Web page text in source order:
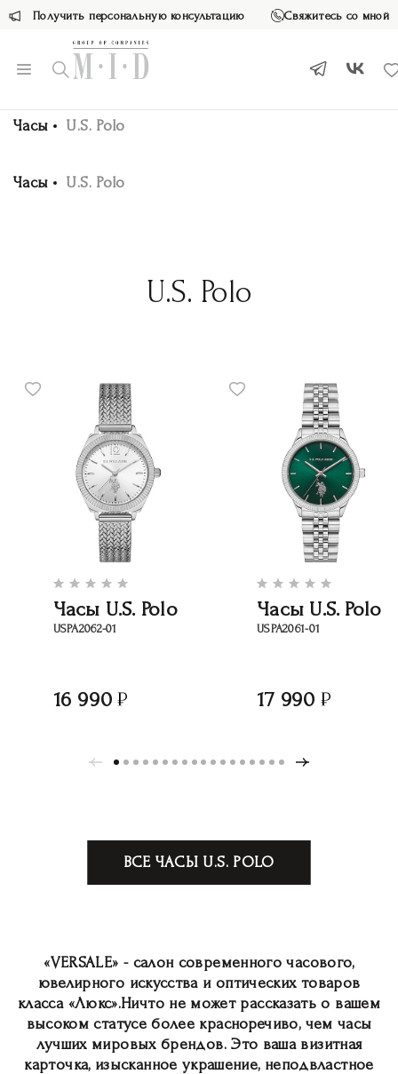
Получить персональную консультацию Свяжитесь со мной
Часы U.S. Polo
Часы U.S. Polo
U.S. Polo
Часы U.S. Polo
USPA2062-01
16 990
Часы U.S. Polo
USPA2061-01
17 990
ВСЕ ЧАСЫ U.S. POLO
«VERSALE» - салон современного часового,
ювелирного искусства и оптических товаров
класса «Люкс».Ничто не может рассказать о вашем
высоком статусе более красноречиво, чем часы
лучших мировых брендов. Это ваша визитная
карточка, изысканное украшение, неподвластное